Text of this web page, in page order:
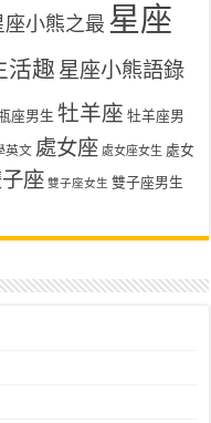
座小熊之最 星座
活趣 星座小熊語錄
座男生 牡羊座 牡羊座男
英文 處女座 處女座女生 處女
座 雙子座女生 雙子座男生